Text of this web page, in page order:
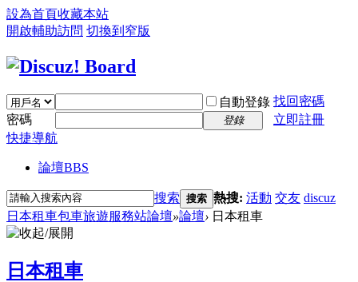
設為首頁收藏本站
開啟輔助訪問 切換到窄版
自動登錄 找回密碼
密碼
登錄
立即註冊
快捷導航
論壇BBS
搜索 搜索 熱搜: 活動 交友 discuz
日本租車包車旅遊服務站論壇»論壇› 日本租車
日本租車